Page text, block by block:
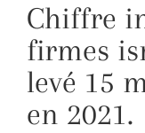
Chiffre
firmes
levé 15
en 2021.